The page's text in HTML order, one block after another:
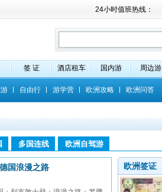
24小时值班热线：
自由行 游学营 欧洲攻略 欧洲问答
签 证 酒店租车 国内游 周边游
多国连线 欧洲自驾游
欧洲签证
国浪漫之路